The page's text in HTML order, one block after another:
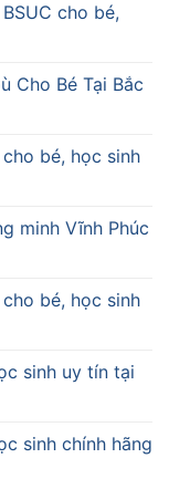
cho bé,
Cho Bé Tại Bắc
bé, học sinh
minh Vĩnh Phúc
bé, học sinh
sinh uy tín tại
sinh chính hãng